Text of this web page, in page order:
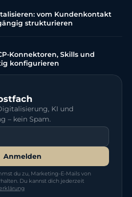
vom Kundenkontakt
strukturieren
Konnektoren, Skills und
konfigurieren
KI und
– kein Spam.
Anmelden
du zu, Marketing-E-Mails von
Du kannst dich jederzeit